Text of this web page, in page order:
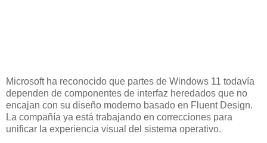
Microsoft ha reconocido que partes de Windows 11 todavía
dependen de componentes de interfaz heredados que no
encajan con su diseño moderno basado en Fluent Design.
La compañía ya está trabajando en correcciones para
unificar la experiencia visual del sistema operativo.